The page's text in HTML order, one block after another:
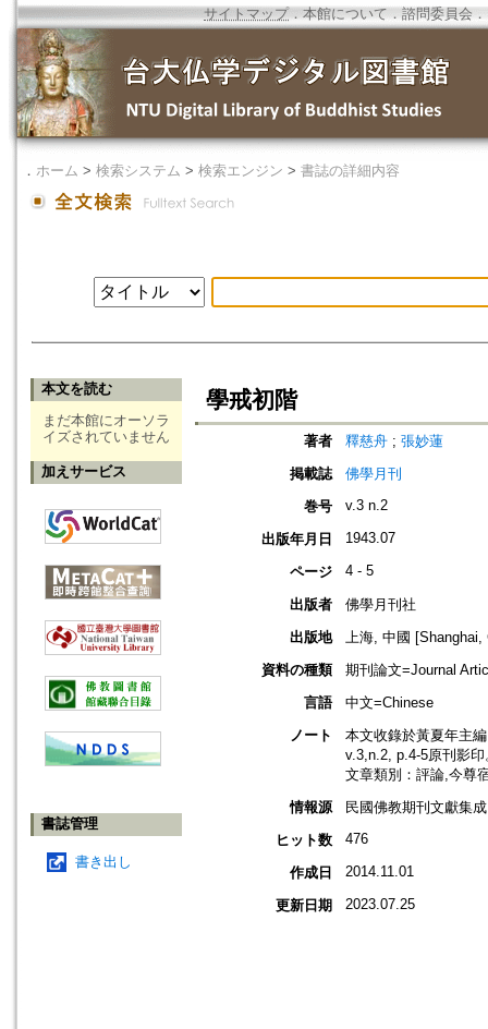
サイトマップ．本館について ． 諮問委員会 ．
． ホーム > 検索システム > 検索エンジン > 書誌の詳細内容
本文を読む
まだ本館にオーソラ
イズされていません
加えサービス
書誌管理
書き出し
學戒初階
著者 釋慈舟 ; 張妙蓮
掲載誌
佛學月刊
巻号
v.3 n.2
出版年月日 1943.07
ページ 4 - 5
出版者
佛學月刊社
出版地
上海, 中國 [Shanghai,
資料の種類
期刊論文=Journal
言語
中文=Chinese
ノート
本文收錄於黃夏年主
v.3,n.2, p.4-5原刊影印
文章類別：評論,今尊
情報源
民國佛教期刊文獻集
ヒット数
476
作成日 2014.11.01
更新日期 2023.07.25